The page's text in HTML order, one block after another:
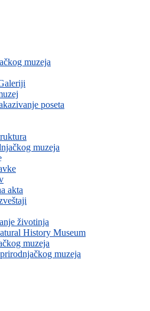
muzeja
poseta
muzeja
akta
životinja
History Museum
muzeja
muzeja